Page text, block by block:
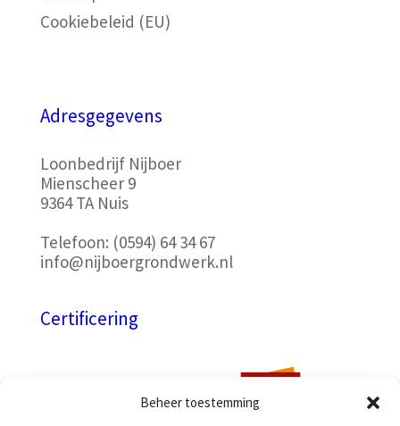
Beheer toestemming
Cookiebeleid (EU)
Adresgegevens
Loonbedrijf Nijboer
Mienscheer 9
9364 TA Nuis
Telefoon: (0594) 64 34 67
info@nijboergrondwerk.nl
Certificering